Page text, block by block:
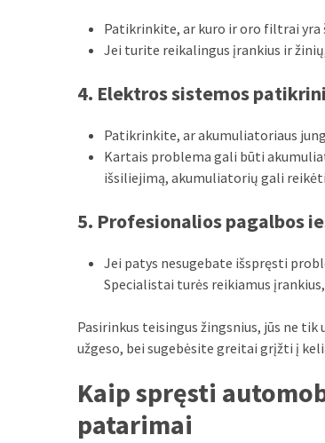
Patikrinkite, ar kuro ir oro filtrai yra
Jei turite reikalingus įrankius ir
4. Elektros sistemos
Patikrinkite, ar akumuliatoriaus
Kartais problema gali būti
išsiliejimą, akumuliatorių gali
5. Profesionalios pagalbos
Jei patys nesugebate išspręsti
Specialistai turės reikiamus
Pasirinkus teisingus žingsnius, jūs ne
užgeso, bei sugebėsite greitai grįžti į
Kaip spręsti
patarimai